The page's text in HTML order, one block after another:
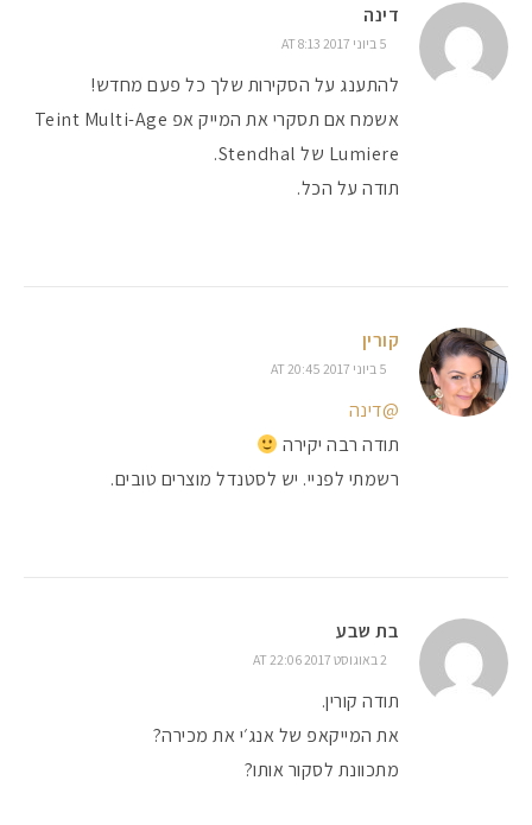
דינה
5 ביוני 2017 AT 8:13
להתענג על הסקירות שלך כל פעם מחדש!
אשמח אם תסקרי את המייק אפ Teint Multi-Age
Lumiere של Stendhal.
תודה על הכל.
קורין
5 ביוני 2017 AT 20:45
@דינה
תודה רבה יקירה
רשמתי לפניי. יש לסטנדל מוצרים טובים.
בת שבע
2 באוגוסט 2017 AT 22:06
תודה קורין.
את המייקאפ של אנג׳י את מכירה?
מתכוונת לסקור אותו?